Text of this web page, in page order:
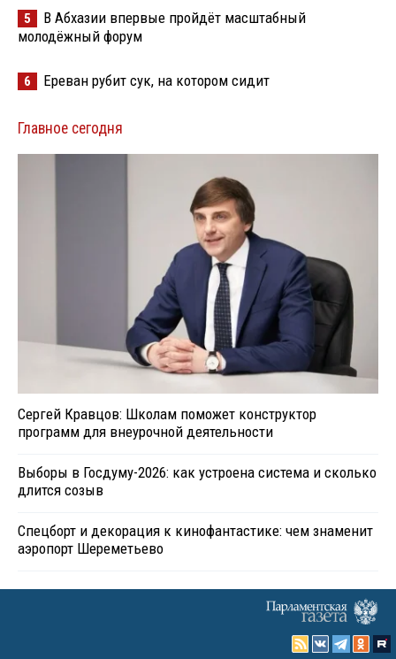
5
В Абхазии впервые пройдёт масштабный
молодёжный форум
6 Ереван рубит сук, на котором сидит
Главное сегодня
Сергей Кравцов: Школам поможет конструктор
программ для внеурочной деятельности
Выборы в Госдуму-2026: как устроена система и сколько
длится созыв
Спецборт и декорация к кинофантастике: чем знаменит
аэропорт Шереметьево